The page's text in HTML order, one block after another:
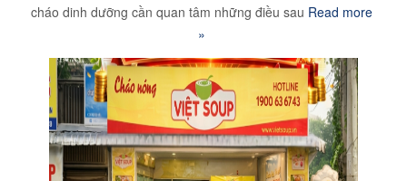
cháo dinh dưỡng cần quan tâm những điều sau Read more
»